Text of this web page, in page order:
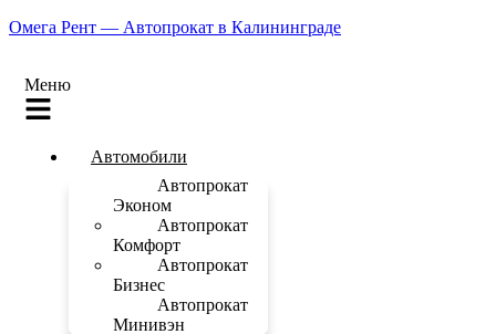
Омега Рент — Автопрокат в Калининграде
Меню
Автомобили
Автопрокат
Эконом
Автопрокат
Комфорт
Автопрокат
Бизнес
Автопрокат
Минивэн